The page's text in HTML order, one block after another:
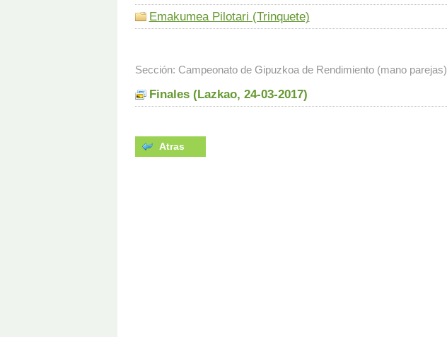
Emakumea Pilotari (Trinquete)
Sección: Campeonato de Gipuzkoa de Rendimiento (mano parejas)
Finales (Lazkao, 24-03-2017)
Atras